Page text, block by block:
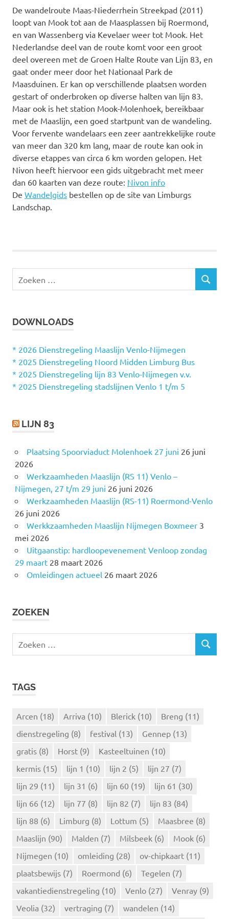
De wandelroute Maas-Niederrhein Streekpad (2011)
loopt van Mook tot aan de Maasplassen bij Roermond,
en van Wassenberg via Kevelaer weer tot Mook. Het
Nederlandse deel van de route komt voor een groot
deel overeen met de Groen Halte Route van Lijn 83, en
gaat onder meer door het Nationaal Park de
Maasduinen. Er kan op verschillende plaatsen worden
gestart of onderbroken op diverse halten van lijn 83.
Maar ook is het station Mook-Molenhoek, bereikbaar
met de Maaslijn, een goed startpunt van de wandeling.
Voor fervente wandelaars een zeer aantrekkelijke route
van meer dan 320 km lang, maar de route kan ook in
diverse etappes van circa 6 km worden gelopen. Het
Nivon heeft hiervoor een gids uitgebracht met meer
dan 60 kaarten van deze route: Nivon info
De Wandelgids bestellen op de site van Limburgs
Landschap.
e
n
a
a
r
Z
DOWNLOADS
* 2026 Dienstregeling Maaslijn Venlo-Nijmegen
* 2025 Dienstregeling Noord Midden Limburg Bus
* 2025 Dienstregeling lijn 83 Venlo-Nijmegen v.v.
* 2025 Dienstregeling stadslijnen Venlo 1 t/m 5
LIJN 83
Plaatsing Spoorviaduct Molenhoek 27 juni 26 juni
2026
Werkzaamheden Maaslijn (RS 11) Venlo –
Nijmegen, 27 t/m 29 juni 26 juni 2026
Werkzaamheden Maaslijn (RS-11) Roermond-Venlo
26 juni 2026
Werkkzaamheden Maaslijn Nijmegen Boxmeer 3
mei 2026
Uitgaanstip: hardloopevenement Venloop zondag
29 maart 28 maart 2026
Omleidingen actueel 26 maart 2026
ZOEKEN
e
Z
TAGS
Arcen (18) Arriva (10) Blerick (10) Breng (11)
dienstregeling (8) festival (13) Gennep (13)
gratis (8) Horst (9) Kasteeltuinen (10)
kermis (15) lijn 1 (10) lijn 2 (5) lijn 27 (7)
lijn 29 (11) lijn 31 (6) lijn 60 (19) lijn 61 (30)
lijn 66 (12) lijn 77 (8) lijn 82 (7) lijn 83 (84)
lijn 88 (6) Limburg (8) Lottum (5) Maasbree (8)
Maaslijn (90) Malden (7) Milsbeek (6) Mook (6)
Nijmegen (10) omleiding (28) ov-chipkaart (11)
plaatsbewijs (7) Roermond (6) Tegelen (7)
vakantiedienstregeling (10) Venlo (27) Venray (9)
Veolia (32) vertraging (7) wandelen (14)